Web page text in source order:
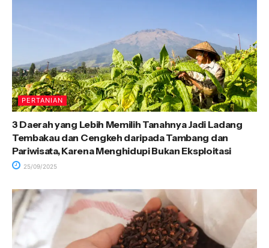
PERTANIAN
3 Daerah yang Lebih Memilih Tanahnya Jadi Ladang
Tembakau dan Cengkeh daripada Tambang dan
Pariwisata, Karena Menghidupi Bukan Eksploitasi
25/09/2025